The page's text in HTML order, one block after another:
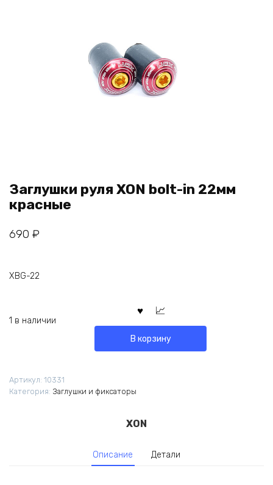
Заглушки руля XON bolt-in 22мм
красные
690 ₽
XBG-22
1 в наличии
В корзину
Артикул: 10331
Категория: Заглушки и фиксаторы
XON
Описание Детали